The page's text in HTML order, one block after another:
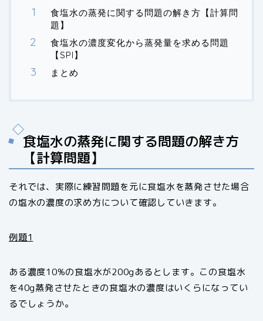
食塩水の蒸発に関する問題の解き方【計算問
題】
食塩水の濃度変化から蒸発量を求める問題
【SPI】
まとめ
食塩水の蒸発に関する問題の解き方
【計算問題】
それでは、実際に練習問題を元に食塩水を蒸発させた場合
の塩水の濃度の求め方について確認していきます。
例題1
ある濃度10%の食塩水が200gあるとします。この食塩水
を40g蒸発させたときの食塩水の濃度はいくらになってい
るでしょうか。